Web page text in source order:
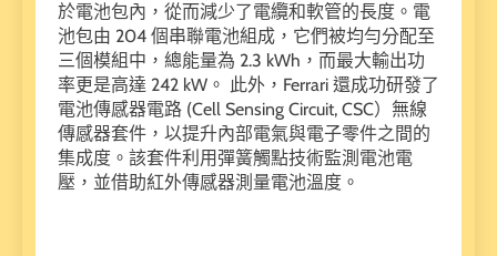
於電池包內，從而減少了電纜和軟管的長度。電
池包由 204 個串聯電池組成，它們被均勻分配至
三個模組中，總能量為 2.3 kWh，而最大輸出功
率更是高達 242 kW。 此外，Ferrari 還成功研發了
電池傳感器電路 (Cell Sensing Circuit, CSC）無線
傳感器套件，以提升內部電氣與電子零件之間的
集成度。該套件利用彈簧觸點技術監測電池電
壓，並借助紅外傳感器測量電池溫度。